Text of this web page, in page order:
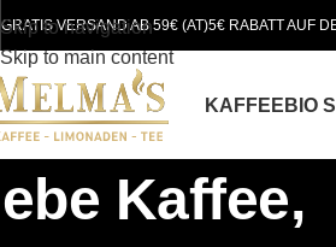
Skip to navigation
Skip to main content
GRATIS VERSAND AB 59€ (AT)5€ RABATT AUF
KAFFEE BIO
Kaffee,